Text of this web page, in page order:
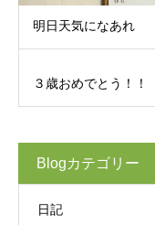
明日天気になあれ
３歳おめでとう！！
Blogカテゴリー
日記